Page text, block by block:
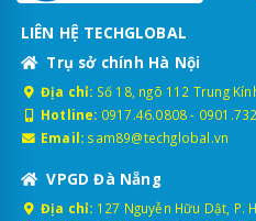
LIÊN HỆ TECHGLOBAL
Trụ sở chính Hà Nội
Địa chỉ: Số 18, ngõ 112 Trung
Hotline: 0917.46.0808-
Email: sam89@techglobal.vn
VPGD Đà Nẵng
Địa chỉ: 127 Nguyễn Hữu Dật, P.